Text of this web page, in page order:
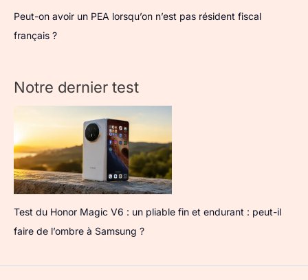
Peut-on avoir un PEA lorsqu’on n’est pas résident fiscal
français ?
Notre dernier test
Test du Honor Magic V6 : un pliable fin et endurant : peut-il
faire de l’ombre à Samsung ?